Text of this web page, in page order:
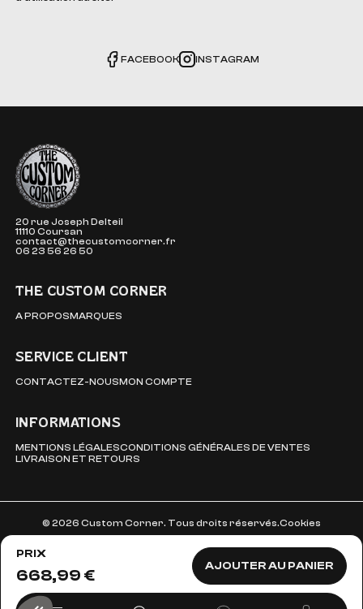
PRIX
668,99 € AJOUTER AU PANIER
FACEBOOK INSTAGRAM
The Custom Corner
20 rue Joseph Delteil
11110 Coursan
contact@thecustomcorner.fr
06 23 56 26 50
THE CUSTOM CORNER
A PROPOSMARQUES
SERVICE CLIENT
CONTACTEZ-NOUSMON COMPTE
INFORMATIONS
MENTIONS LÉGALESCONDITIONS GÉNÉRALES DE VENTES
LIVRAISON ET RETOURS
© 2026 Custom Corner. Tous droits réservés.Cookies